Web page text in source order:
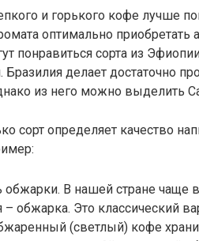
и горького кофе лучше
оптимально
понравиться сорта из
Бразилия делает достаточно
из него можно выделить
сорт определяет качество
обжарки. В нашей стране чаще
– обжарка. Это классический
(светлый) кофе